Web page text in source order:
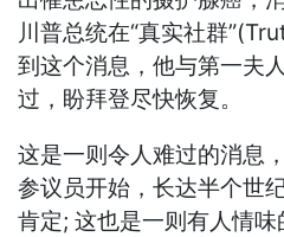
川普总统在“真实社群
到这个消息，他与第一夫
过，盼拜登尽快恢复。
这是一则令人难过的消息
参议员开始，长达半个世
肯定; 这也是一则有人情